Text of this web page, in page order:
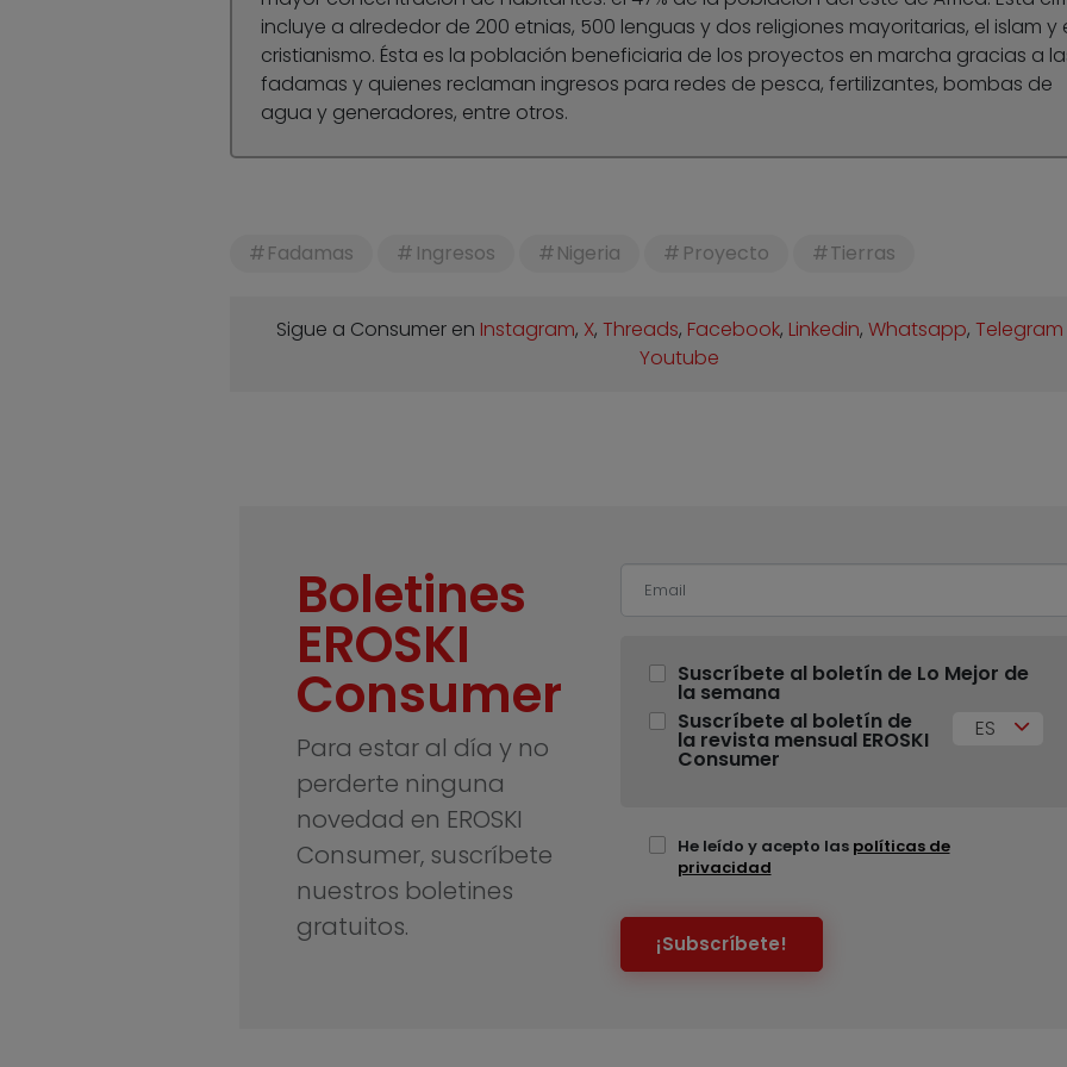
incluye a alrededor de 200 etnias, 500 lenguas y dos religiones mayoritarias, el islam y
cristianismo. Ésta es la población beneficiaria de los proyectos en marcha gracias a
fadamas y quienes reclaman ingresos para redes de pesca, fertilizantes, bombas de
agua y generadores, entre otros.
Fadamas Ingresos Nigeria Proyecto Tierras
Sigue a Consumer en Instagram, X,Threads, Facebook, Linkedin,Whatsapp,Telegram
Youtube
Boletines
EROSKI
Consumer
Para estar al día y no
perderte ninguna
novedad en EROSKI
Consumer, suscríbete
nuestros boletines
gratuitos.
Suscríbete al boletín de Lo Mejor de
la semana
Suscríbete al boletín de
la revista mensual EROSKI
Consumer
ES
He leído y acepto las políticas de
privacidad
¡Subscríbete!